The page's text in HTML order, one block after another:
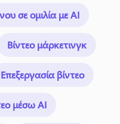
σε ομιλία με AI
Βίντεο μάρκετινγκ
Επεξεργασία βίντεο
μέσω AI